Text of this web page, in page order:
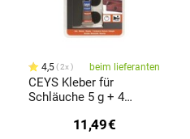
4,5 2x beim lieferanten
CEYS Kleber für
Schläuche 5 g + 4
11,49€